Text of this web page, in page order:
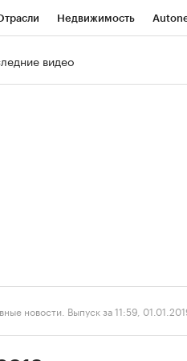
Недвижимость
видео
новости. Выпуск за 11:59,